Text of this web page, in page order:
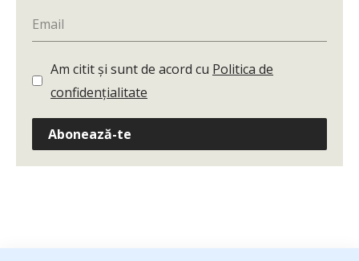
Am citit și sunt de acord cu Politica de
confidențialitate
Abonează-te